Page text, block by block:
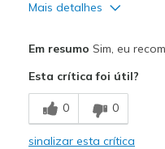
Mais detalhes
Melhores utilizações
Casual Wear
Em resumo Sim, eu
Esta crítica foi útil?
0 0
sinalizar esta crítica